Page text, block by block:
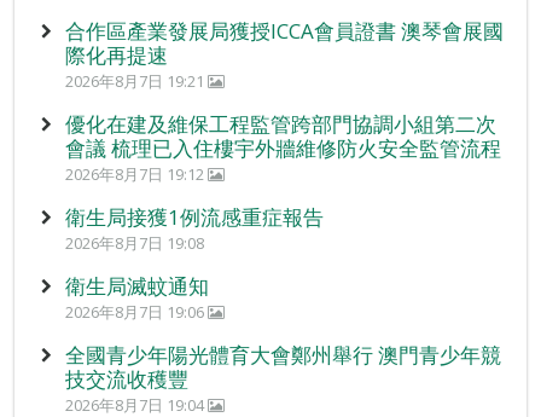
合作區產業發展局獲授ICCA會員證書 澳琴會展國
際化再提速
2026年8月7日 19:21
優化在建及維保工程監管跨部門協調小組第二次
會議 梳理已入住樓宇外牆維修防火安全監管流程
2026年8月7日 19:12
衛生局接獲1例流感重症報告
2026年8月7日 19:08
衛生局滅蚊通知
2026年8月7日 19:06
全國青少年陽光體育大會鄭州舉行 澳門青少年競
技交流收穫豐
2026年8月7日 19:04